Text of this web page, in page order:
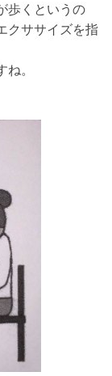
歩くというの
クササイズを指
。